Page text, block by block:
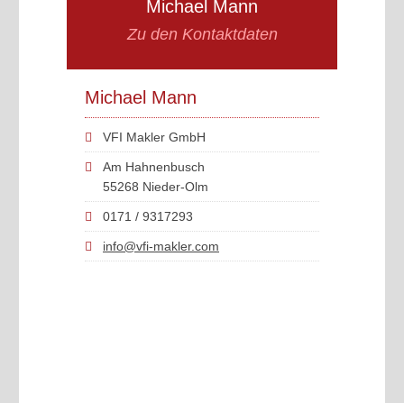
Michael Mann
Zu den Kontaktdaten
Michael Mann
VFI Makler GmbH
Am Hahnenbusch
55268 Nieder-Olm
0171 / 9317293
info@vfi-makler.com